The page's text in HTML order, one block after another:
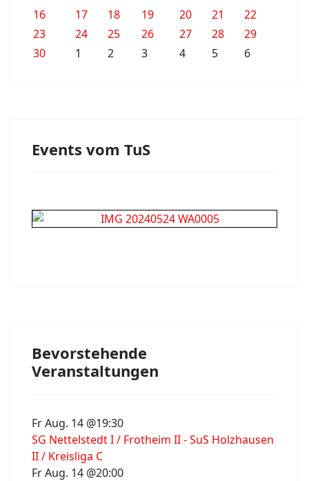
16
17 18 19 20 21
22
23
24 25 26 27 28
29
30
1 2 3 4 5 6
Events vom TuS
Bevorstehende
Veranstaltungen
Fr Aug. 14 @19:30
SG Nettelstedt I / Frotheim II - SuS Holzhausen
II / Kreisliga C
Fr Aug. 14 @20:00